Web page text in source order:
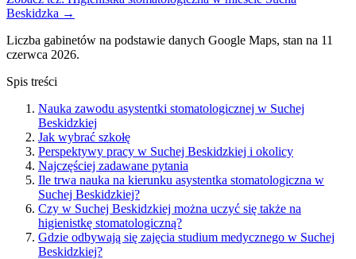
Beskidzka →
Liczba gabinetów na podstawie danych Google Maps, stan na 11
czerwca 2026.
Spis treści
Nauka zawodu asystentki stomatologicznej w Suchej
Beskidzkiej
Jak wybrać szkołę
Perspektywy pracy w Suchej Beskidzkiej i okolicy
Najczęściej zadawane pytania
Ile trwa nauka na kierunku asystentka stomatologiczna w
Suchej Beskidzkiej?
Czy w Suchej Beskidzkiej można uczyć się także na
higienistkę stomatologiczną?
Gdzie odbywają się zajęcia studium medycznego w Suchej
Beskidzkiej?